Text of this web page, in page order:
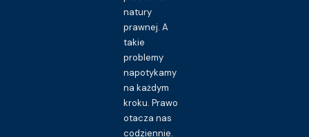
natury
prawnej. A
takie
problemy
napotykamy
na każdym
kroku. Prawo
otacza nas
codziennie.